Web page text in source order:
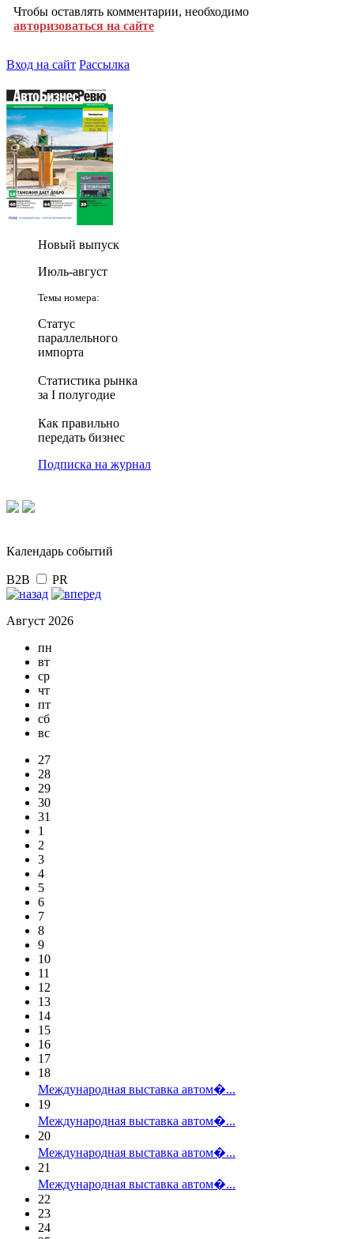
Чтобы оставлять комментарии, необходимо
авторизоваться на сайте
Вход на сайт Рассылка
Новый выпуск
Июль-август
Темы номера:
Статус
параллельного
импорта
Статистика рынка
за I полугодие
Как правильно
передать бизнес
Подписка на журнал
Календарь событий
B2B PR
Август 2026
пн
вт
ср
чт
пт
сб
вс
27
28
29
30
31
1
2
3
4
5
6
7
8
9
10
11
12
13
14
15
16
17
18
Международная выставка автом�...
19
Международная выставка автом�...
20
Международная выставка автом�...
21
Международная выставка автом�...
22
23
24